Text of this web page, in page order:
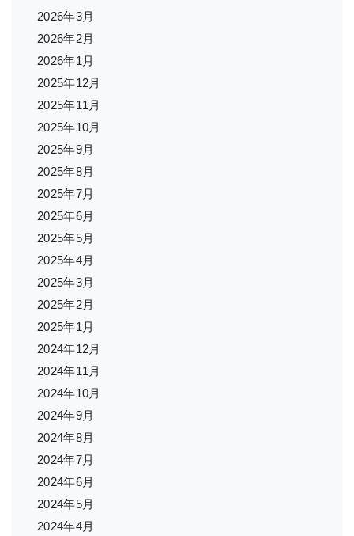
2026年3月
2026年2月
2026年1月
2025年12月
2025年11月
2025年10月
2025年9月
2025年8月
2025年7月
2025年6月
2025年5月
2025年4月
2025年3月
2025年2月
2025年1月
2024年12月
2024年11月
2024年10月
2024年9月
2024年8月
2024年7月
2024年6月
2024年5月
2024年4月